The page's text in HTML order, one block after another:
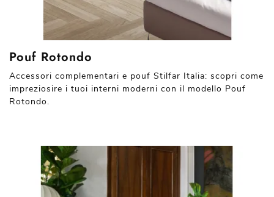
Pouf Rotondo
Accessori complementari e pouf Stilfar Italia: scopri come
impreziosire i tuoi interni moderni con il modello Pouf
Rotondo.